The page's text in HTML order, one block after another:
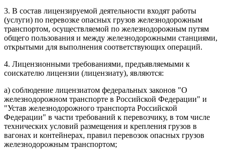
3. В состав лицензируемой деятельности входят работы
(услуги) по перевозке опасных грузов железнодорожным
транспортом, осуществляемой по железнодорожным путям
общего пользования и между железнодорожными станциями,
открытыми для выполнения соответствующих операций.
4. Лицензионными требованиями, предъявляемыми к
соискателю лицензии (лицензиату), являются:
а) соблюдение лицензиатом федеральных законов "О
железнодорожном транспорте в Российской Федерации" и
"Устав железнодорожного транспорта Российской
Федерации" в части требований к перевозчику, в том числе
технических условий размещения и крепления грузов в
вагонах и контейнерах, правил перевозок опасных грузов
железнодорожным транспортом;